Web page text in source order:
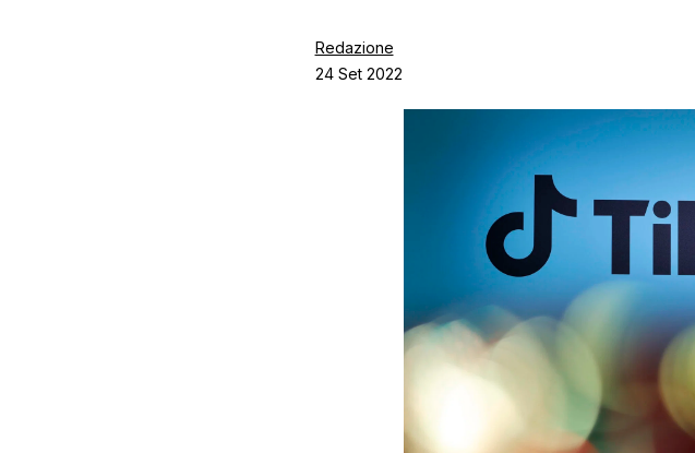
Redazione
24 Set 2022